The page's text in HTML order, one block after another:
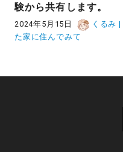
験から共有します。
2024年5月15日
くるみ
た家に住んでみて